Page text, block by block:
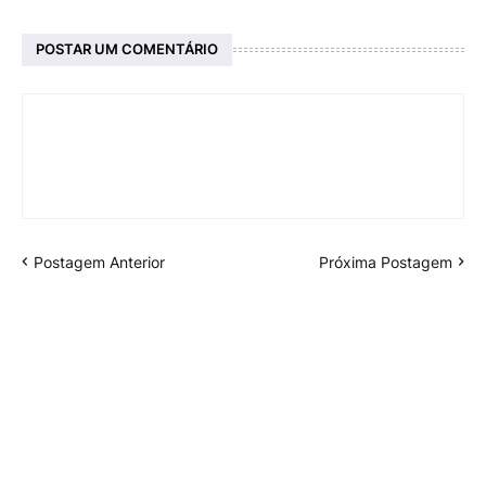
POSTAR UM COMENTÁRIO
Postagem Anterior Próxima Postagem